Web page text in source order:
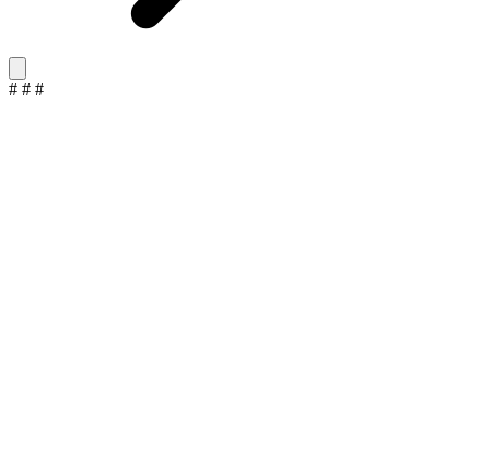
# # #